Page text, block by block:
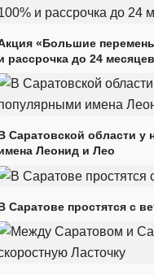
«Большие
рассрочка до 24
Саратовской области
Леонид и Лео
Саратове простятся с